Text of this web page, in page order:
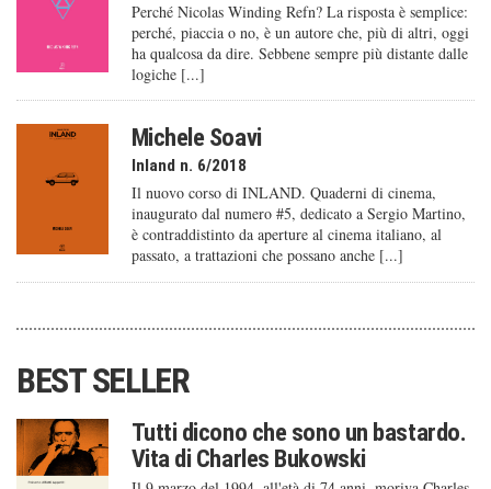
Perché Nicolas Winding Refn? La risposta è semplice:
perché, piaccia o no, è un autore che, più di altri, oggi
ha qualcosa da dire. Sebbene sempre più distante dalle
logiche [...]
Michele Soavi
Inland n. 6/2018
Il nuovo corso di INLAND. Quaderni di cinema,
inaugurato dal numero #5, dedicato a Sergio Martino,
è contraddistinto da aperture al cinema italiano, al
passato, a trattazioni che possano anche [...]
BEST SELLER
Tutti dicono che sono un bastardo.
Vita di Charles Bukowski